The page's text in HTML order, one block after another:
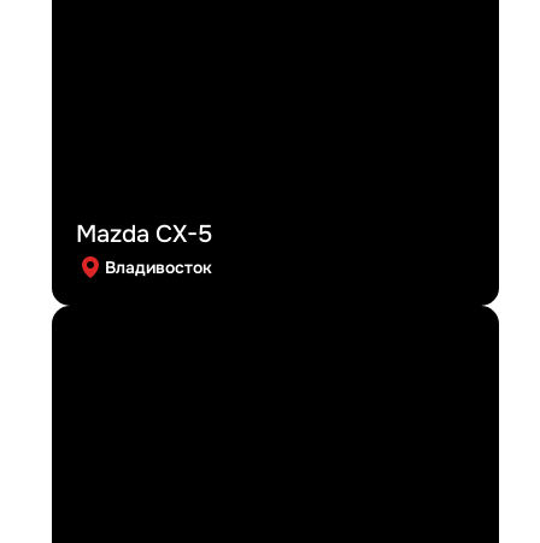
Mazda CX-5
Владивосток